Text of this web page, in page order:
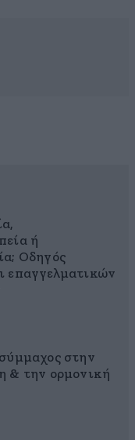
ή
Οδηγός
επαγγελματικών
στην
& την ορμονική